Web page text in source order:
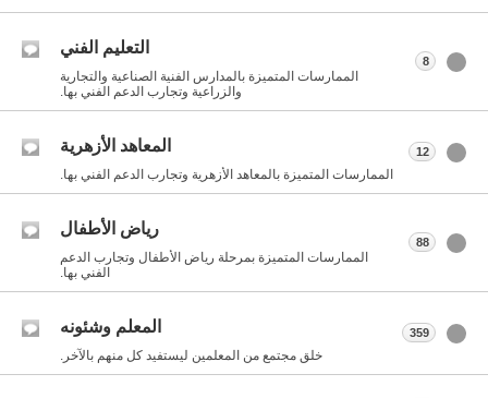
التعليم الفني
الممارسات المتميزة بالمدارس الفنية الصناعية والتجارية
والزراعية وتجارب الدعم الفني بها.
8
المعاهد الأزهرية
الممارسات المتميزة بالمعاهد الأزهرية وتجارب الدعم الفني بها.
12
رياض الأطفال
الممارسات المتميزة بمرحلة رياض الأطفال وتجارب الدعم
الفني بها.
88
المعلم وشئونه
خلق مجتمع من المعلمين ليستفيد كل منهم بالآخر.
359